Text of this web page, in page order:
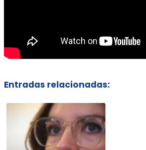
Entradas relacionadas: